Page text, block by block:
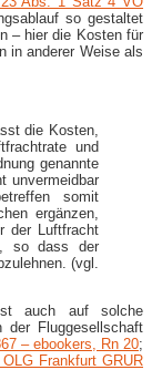
so gestaltet
– hier die Kosten für
in anderer Weise als
die Kosten,
und
genannte
unvermeidbar
somit
ergänzen,
der Luftfracht
so dass der
(vgl.
auch auf solche
Fluggesellschaft
– ebookers, Rn 20;
OLG Frankfurt GRUR